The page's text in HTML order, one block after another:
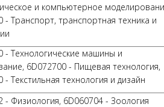
и компьютерное
- Транспорт, транспортная техника и
- Технологические машины и
6D072700 - Пищевая технология,
- Текстильная технология и дизайн
- Физиология, 6D060704 - Зоология